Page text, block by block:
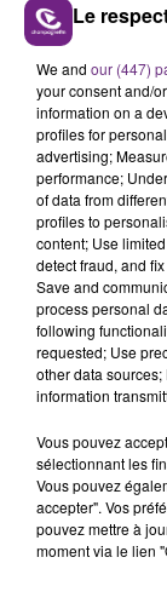
L'ORDRE
Alors que les
s'est avéré
l'inspection
les conditions
TITRES
5h57
5h57
TATU
All The Things
5h52
5h52
Le
We and our (447)
your consent and/
information on a
profiles for
advertising;
performance;
of data from
profiles to
content; Use
detect fraud, and
Save and
process personal
following
requested; Use
other data
information
Vous pouvez
sélectionnant les
Vous pouvez
accepter". Vos
pouvez mettre à
moment via le lien